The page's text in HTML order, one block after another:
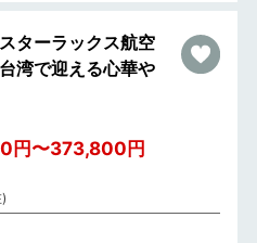
ターラックス航空
湾で迎える心華や
円〜373,800円